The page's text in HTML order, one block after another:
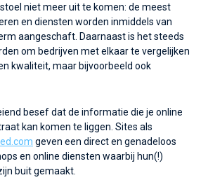
niet meer uit te komen: de meest
en diensten worden inmiddels van
aangeschaft. Daarnaast is het steeds
om bedrijven met elkaar te vergelijken
kwaliteit, maar bijvoorbeeld ook
besef dat de informatie die je online
kan komen te liggen. Sites als
geven een direct en genadeloos
en online diensten waarbij hun(!)
buit gemaakt.